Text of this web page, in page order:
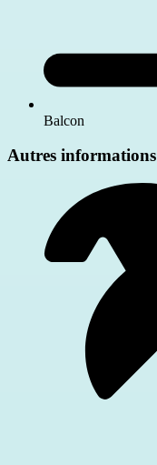
Balcon
Autres informations